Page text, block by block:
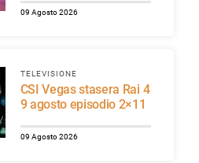
09 Agosto 2026
TELEVISIONE
CSI Vegas stasera Rai 4
9 agosto episodio 2×11
09 Agosto 2026